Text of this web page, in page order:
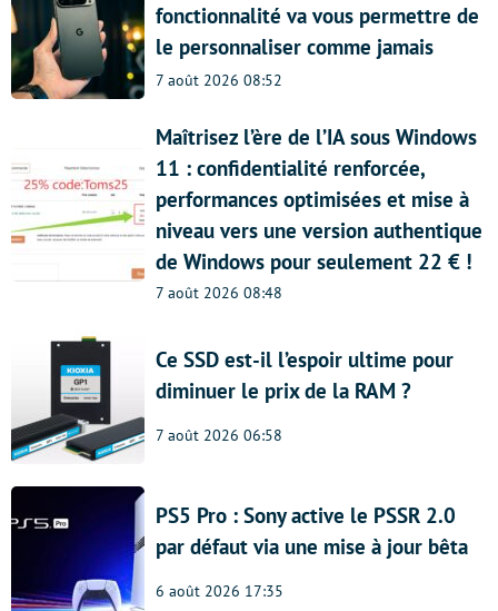
fonctionnalité va vous permettre de
le personnaliser comme jamais
7 août 2026 08:52
Maîtrisez l’ère de l’IA sous Windows
11 : confidentialité renforcée,
performances optimisées et mise à
niveau vers une version authentique
de Windows pour seulement 22 € !
7 août 2026 08:48
Ce SSD est-il l’espoir ultime pour
diminuer le prix de la RAM ?
7 août 2026 06:58
PS5 Pro : Sony active le PSSR 2.0
par défaut via une mise à jour bêta
6 août 2026 17:35